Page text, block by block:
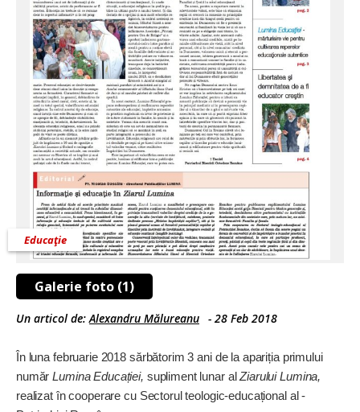
Galerie foto (1)
Educaţie
Un articol de:Alexandru Mălureanu - 28 Feb 2018
În luna februarie 2018 sărbătorim 3 ani de la apariția primului
numărLumina Educației, supliment lunar alZiarului Lumina,
realizat în cooperare cu Sectorul teologic-educațional al ­